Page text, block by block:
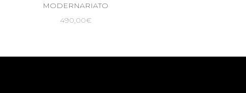
MODERNARIATO
490,00€